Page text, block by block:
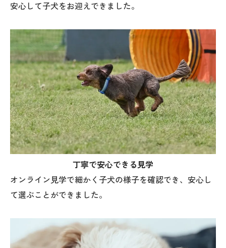
安心して子犬をお迎えできました。
丁寧で安心できる見学
オンライン見学で細かく子犬の様子を確認でき、安心し
て選ぶことができました。